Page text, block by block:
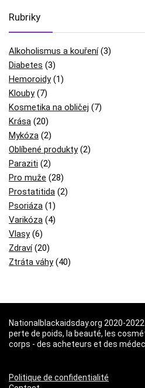
Rubriky
Alkoholismus a kouření(3)
Diabetes (3)
Hemoroidy(1)
Klouby(7)
Kosmetika na obličej (7)
Krása (20)
Mykóza (2)
Oblíbené produkty(2)
Paraziti (2)
Pro muže (28)
Prostatitida (2)
Psoriáza (1)
Varikóza (4)
Vlasy(6)
Zdraví(20)
Ztráta váhy(40)
Nationalblackaidsday.org 2020-
perte de poids, la beauté, les
corps - des acheteurs et des
Politique de confidentialité